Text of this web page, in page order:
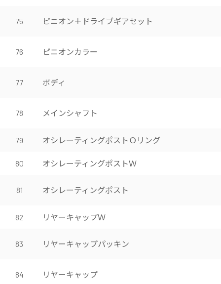
75 ピニオン＋ドライブギアセット
76 ピニオンカラー
77 ボディ
78 メインシャフト
79 オシレーティングポストＯリング
80 オシレーティングポストＷ
81 オシレーティングポスト
82 リヤーキャップＷ
83 リヤーキャップパッキン
84 リヤーキャップ